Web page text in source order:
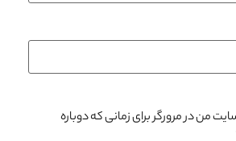
من در مرورگر برای زمانی که دوباره